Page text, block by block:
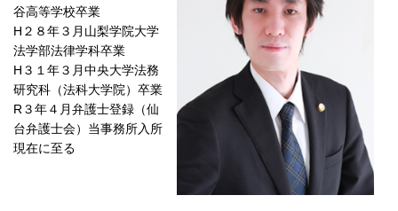
谷高等学校卒業
H２８年３月山梨学院大学
法学部法律学科卒業
H３１年３月中央大学法務
研究科（法科大学院）卒業
R３年４月弁護士登録（仙
台弁護士会）当事務所入所
現在に至る